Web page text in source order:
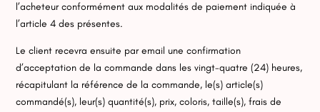
l’acheteur conformément aux modalités de paiement indiquée à
l’article 4 des présentes.
Le client recevra ensuite par email une confirmation
d’acceptation de la commande dans les vingt-quatre (24) heures,
récapitulant la référence de la commande, le(s) article(s)
commandé(s), leur(s) quantité(s), prix, coloris, taille(s), frais de